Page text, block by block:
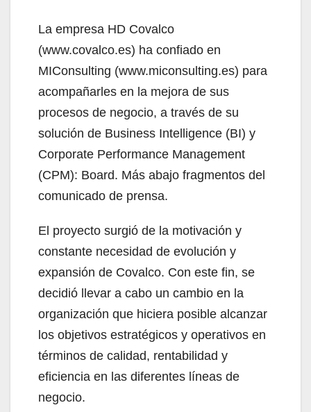
La empresa HD Covalco
(www.covalco.es) ha confiado en
MIConsulting (www.miconsulting.es) para
acompañarles en la mejora de sus
procesos de negocio, a través de su
solución de Business Intelligence (BI) y
Corporate Performance Management
(CPM): Board. Más abajo fragmentos del
comunicado de prensa.
El proyecto surgió de la motivación y
constante necesidad de evolución y
expansión de Covalco. Con este fin, se
decidió llevar a cabo un cambio en la
organización que hiciera posible alcanzar
los objetivos estratégicos y operativos en
términos de calidad, rentabilidad y
eficiencia en las diferentes líneas de
negocio.